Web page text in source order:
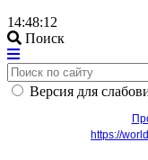
14:48:12
Поиск
Версия для
https://